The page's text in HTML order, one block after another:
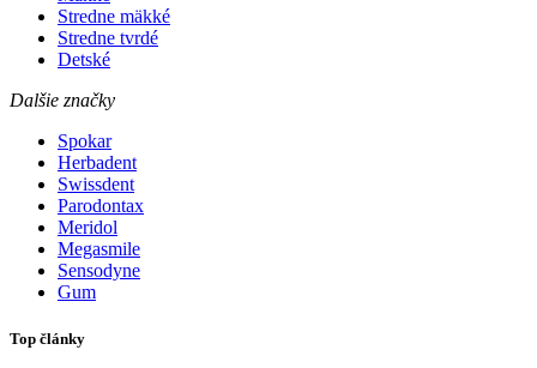
Stredne mäkké
Stredne tvrdé
Detské
Dalšie značky
Spokar
Herbadent
Swissdent
Parodontax
Meridol
Megasmile
Sensodyne
Gum
Top články